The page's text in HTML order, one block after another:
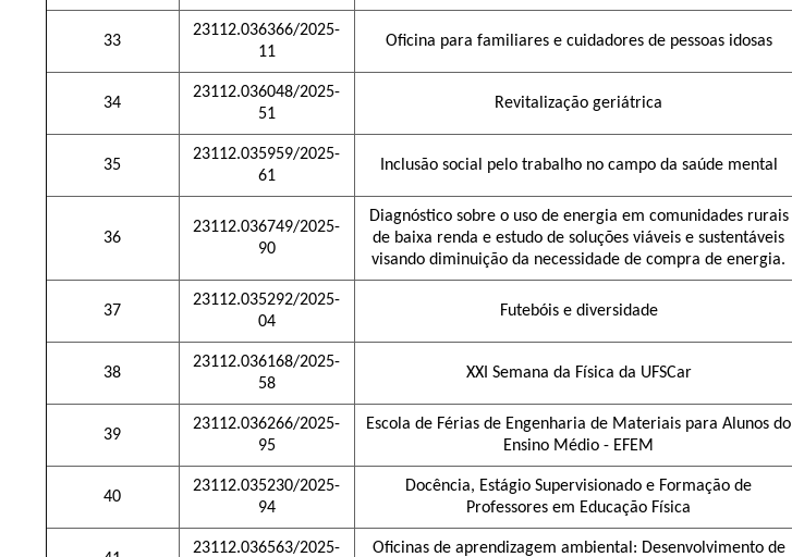
33
23112.036366/2025-
11
Oficina para familiares e cuidadores de pessoas idosas
34
23112.036048/2025-
51
Revitalização geriátrica
35
23112.035959/2025-
61
Inclusão social pelo trabalho no campo da saúde mental
36
23112.036749/2025-
90
Diagnóstico sobre o uso de energia em comunidades rurais
de baixa renda e estudo de soluções viáveis e sustentáveis
visando diminuição da necessidade de compra de energia.
37
23112.035292/2025-
04
Futebóis e diversidade
38
23112.036168/2025-
58
XXI Semana da Física da UFSCar
39
23112.036266/2025-
95
Escola de Férias de Engenharia de Materiais para Alunos do
Ensino Médio - EFEM
40
23112.035230/2025-
94
Docência, Estágio Supervisionado e Formação de
Professores em Educação Física
23112.036563/2025- Oficinas de aprendizagem ambiental: Desenvolvimento de